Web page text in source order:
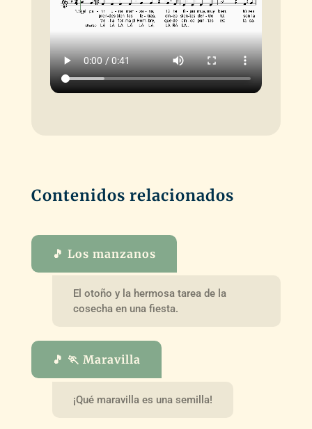
Contenidos relacionados
🎵 Los manzanos
El otoño y la hermosa tarea de la
cosecha en una fiesta.
🎵 🏃 Maravilla
¡Qué maravilla es una semilla!